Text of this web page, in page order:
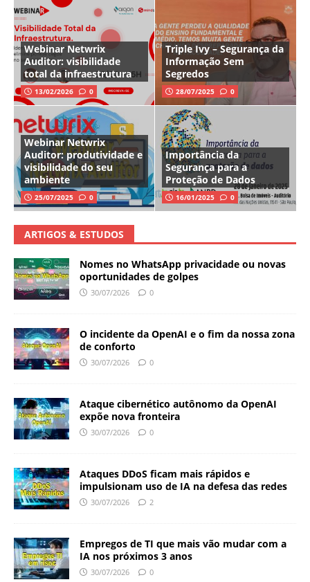
Webinar Netwrix
Auditor: visibilidade
total da infraestrutura
13/02/2026 0
Triple Ivy – Segurança da
Informação Sem
Segredos
28/07/2025 0
Webinar Netwrix
Auditor: produtividade e
visibilidade do seu
ambiente
25/07/2025 0
Importância da
Segurança para a
Proteção de Dados
16/01/2025 0
ARTIGOS & ESTUDOS
Nomes no WhatsApp privacidade ou novas
oportunidades de golpes
30/07/2026 0
O incidente da OpenAI e o fim da nossa zona
de conforto
30/07/2026 0
Ataque cibernético autônomo da OpenAI
expõe nova fronteira
30/07/2026 0
Ataques DDoS ficam mais rápidos e
impulsionam uso de IA na defesa das redes
30/07/2026 2
Empregos de TI que mais vão mudar com a
IA nos próximos 3 anos
30/07/2026 0